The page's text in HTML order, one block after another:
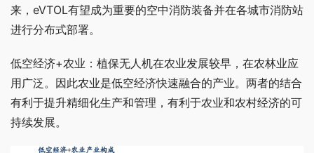
来，eVTOL有望成为重要的空中消防装备并在各城市消防站
进行分布式部署。
低空经济+农业：植保无人机在农业发展较早，在农林业应
用广泛。因此农业是低空经济快速融合的产业。两者的结合
有利于提升精细化生产和管理，有利于农业和农村经济的可
持续发展。